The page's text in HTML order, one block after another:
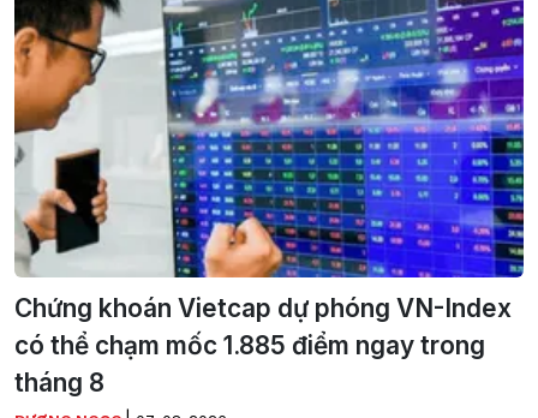
Chứng khoán Vietcap dự phóng VN-Index
có thể chạm mốc 1.885 điểm ngay trong
tháng 8